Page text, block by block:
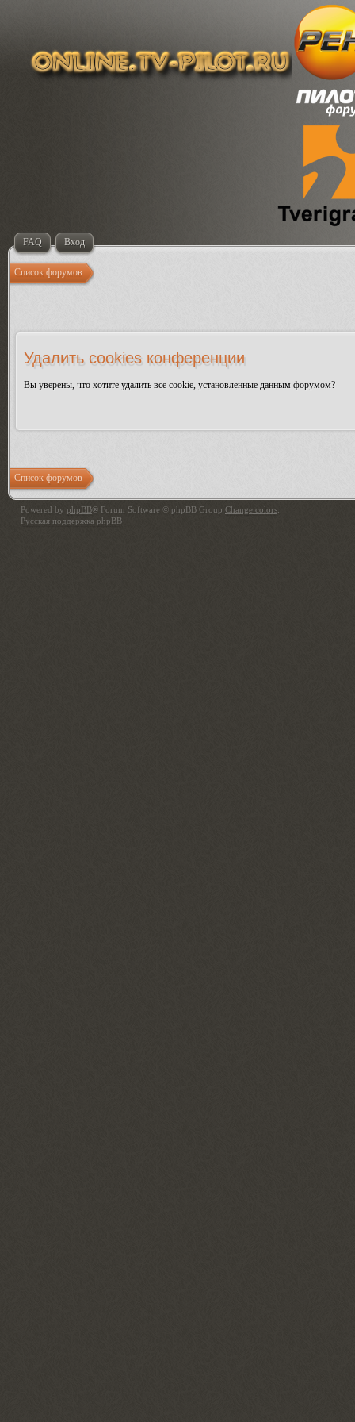
FAQ Вход
Список форумов
Удалить cookies конференции
Вы уверены, что хотите удалить все cookie, установленные данным форумом?
Список форумов
Powered by phpBB® Forum Software © phpBB Group Change colors
Русская поддержка phpBB